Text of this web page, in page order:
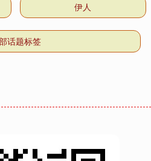
伊人
话题标签